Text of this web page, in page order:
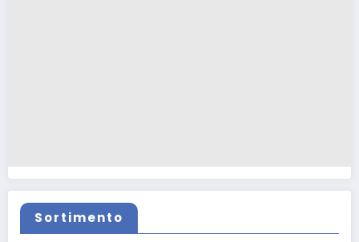
Sortimento